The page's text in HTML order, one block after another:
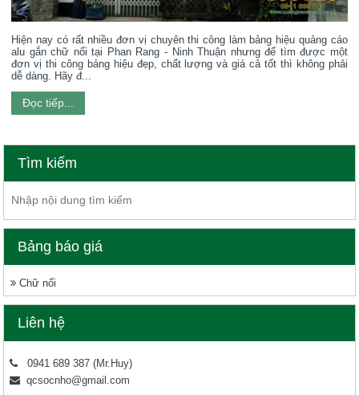
Hiện nay có rất nhiều đơn vị chuyên thi công làm bảng hiệu quảng cáo
alu gắn chữ nổi tại Phan Rang - Ninh Thuận nhưng để tìm được một
đơn vị thi công bảng hiệu đẹp, chất lượng và giá cả tốt thì không phải
dễ dàng. Hãy đ...
Đọc tiếp...
Tìm kiếm
Bảng báo giá
Chữ nổi
Liên hệ
0941 689 387 (Mr.Huy)
qcsocnho@gmail.com